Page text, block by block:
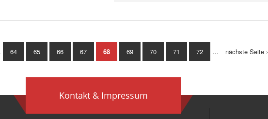
64 65 66 67 68 69 70 71 72 … nächste Seite ›
Kontakt & Impressum